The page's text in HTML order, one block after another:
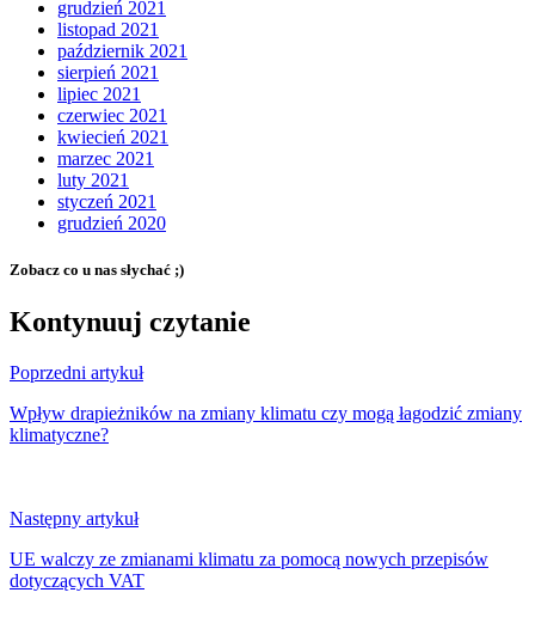
grudzień 2021
listopad 2021
październik 2021
sierpień 2021
lipiec 2021
czerwiec 2021
kwiecień 2021
marzec 2021
luty 2021
styczeń 2021
grudzień 2020
Zobacz co u nas słychać ;)
Kontynuuj czytanie
Poprzedni artykuł
Wpływ drapieżników na zmiany klimatu czy mogą łagodzić zmiany
klimatyczne?
Następny artykuł
UE walczy ze zmianami klimatu za pomocą nowych przepisów
dotyczących VAT